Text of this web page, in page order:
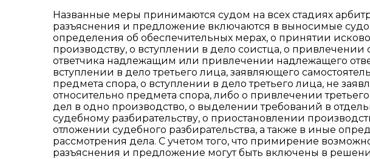
Названные меры принимаются судом на всех стадиях
разъяснения и предложение включаются в выносимые
определения об обеспечительных мерах, о принятии
производству, о вступлении в дело соистца, о
ответчика надлежащим или привлечении надлежащего
вступлении в дело третьего лица, заявляющего
предмета спора, о вступлении в дело третьего лица, не
относительно предмета спора, либо о привлечении
дел в одно производство, о выделении требований в
судебному разбирательству, о приостановлении
отложении судебного разбирательства, а также в иные
рассмотрения дела. С учетом того, что примирение
разъяснения и предложение могут быть включены в